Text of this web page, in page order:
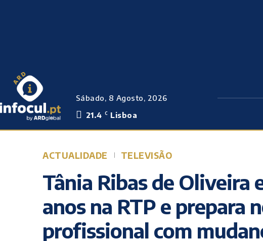
Sábado, 8 Agosto, 2026
21.4 C Lisboa
ACTUALIDADE TELEVISÃO
Tânia Ribas de Oliveira
anos na RTP e prepara
profissional com